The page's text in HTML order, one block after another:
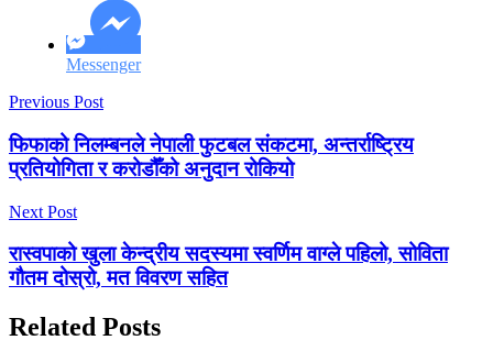
Messenger
Previous Post
फिफाको निलम्बनले नेपाली फुटबल संकटमा, अन्तर्राष्ट्रिय
प्रतियोगिता र करोडौँको अनुदान रोकियो
Next Post
रास्वपाको खुला केन्द्रीय सदस्यमा स्वर्णिम वाग्ले पहिलो, सोविता
गौतम दोस्रो, मत विवरण सहित
Related Posts